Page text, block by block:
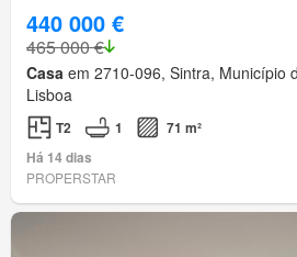
440 000 €
465 000 €
Casa em 2710-096, Sintra, Município
Lisboa
T2 1
71 m²
Há 14 dias
PROPERSTAR